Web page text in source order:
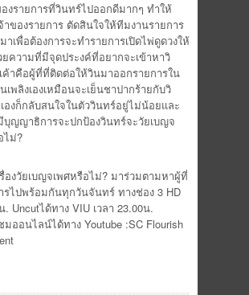
องรายการที่วินทร์ไปออกดีมากๆ ทำให้
าของรายการ ตัดสินใจให้ทีมงานรายการ
เพื่อต้องการจะทำรายการเปิดไพ่ดูดวงให้
ความที่มีจุดประงค์ที่อยากจะเข้าหาวิ
ค้าคือผู้ที่ที่ติดต่อให้วินมาออกรายการใน
เพลิงเองเหมือนจะเย็นชาปากร้ายกับวิ
องก็กลับสนใจในตัววินทร์อยู่ไม่น้อยและ
บุญญาธิการจะปกป้องวินทร์จะวัยเบญจ
ไม่?
องวัยเบญจเพศหรือไม่? มาร่วมตามหาผู้ที่
ไปพร้อมกันทุกวันจันทร์ ทางช่อง 3 HD
. Uncutได้ทาง VIU เวลา 23.00น.
มออนไลน์ได้ทาง Youtube :SC Flourish